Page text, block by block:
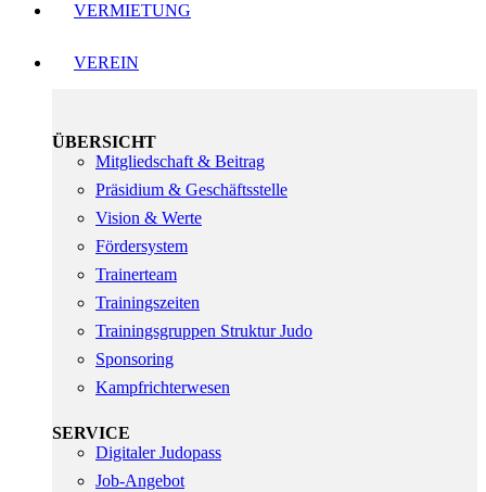
VERMIETUNG
VEREIN
ÜBERSICHT
Mitgliedschaft & Beitrag
Präsidium & Geschäftsstelle
Vision & Werte
Fördersystem
Trainerteam
Trainingszeiten
Trainingsgruppen Struktur Judo
Sponsoring
Kampfrichterwesen
SERVICE
Digitaler Judopass
Job-Angebot